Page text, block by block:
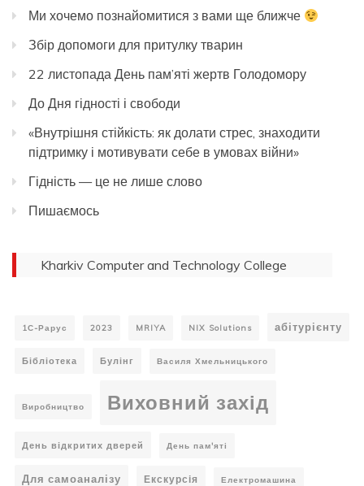
Ми хочемо познайомитися з вами ще ближче
Збір допомоги для притулку тварин
22 листопада День пам’яті жертв Голодомору
До Дня гідності і свободи
«Внутрішня стійкість: як долати стрес, знаходити
підтримку і мотивувати себе в умовах війни»
Гідність — це не лише слово
Пишаємось
Kharkiv Computer and Technology College
1С-Рарус 2023 MRIYA NIX Solutions абітурієнту
Бібліотека Булінг Василя Хмельницького
Виробництво Виховний захід
День відкритих дверей День пам'яті
Для самоаналізу Екскурсія Електромашина